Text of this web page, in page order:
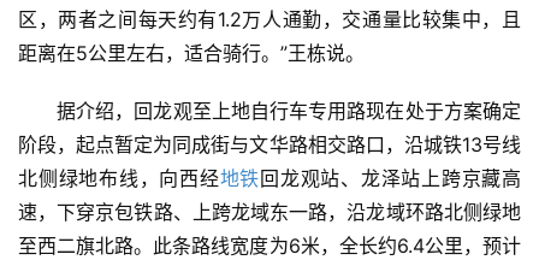
区，两者之间每天约有1.2万人通勤，交通量比较集中，且
距离在5公里左右，适合骑行。”王栋说。
据介绍，回龙观至上地自行车专用路现在处于方案确定
阶段，起点暂定为同成街与文华路相交路口，沿城铁13号线
北侧绿地布线，向西经地铁回龙观站、龙泽站上跨京藏高
速，下穿京包铁路、上跨龙域东一路，沿龙域环路北侧绿地
至西二旗北路。此条路线宽度为6米，全长约6.4公里，预计